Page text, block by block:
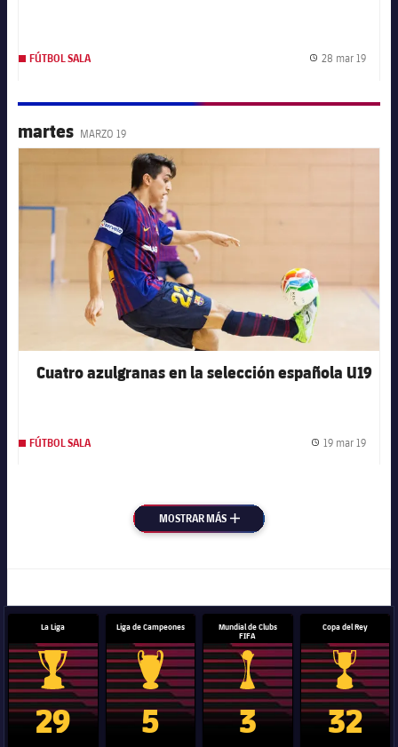
FÚTBOL SALA 28 mar 19
martes MARZO 19
Cuatro azulgranas en la selección española U19
FÚTBOL SALA 19 mar 19
MOSTRAR MÁS MÁS
La Liga
Trofeo de La Liga
29
Liga de Campeones
Trofeo de la Liga de Campeones
5
Mundial de Clubs
FIFA
Trofeo del Mundial de
3
Copa del Rey
Copa del
32